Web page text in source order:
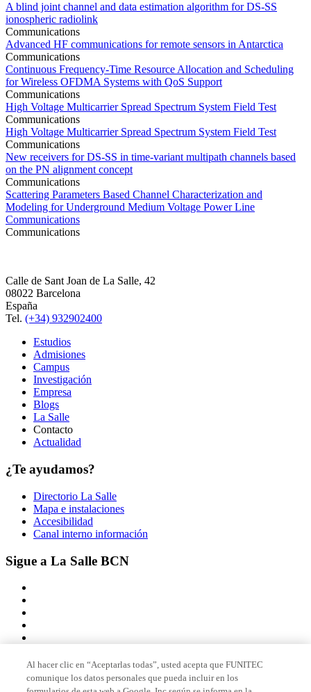
A blind joint channel and data estimation algorithm for DS-SS
ionospheric radiolink
Communications
Advanced HF communications for remote sensors in Antarctica
Communications
Continuous Frequency-Time Resource Allocation and Scheduling
for Wireless OFDMA Systems with QoS Support
Communications
High Voltage Multicarrier Spread Spectrum System Field Test
Communications
High Voltage Multicarrier Spread Spectrum System Field Test
Communications
New receivers for DS-SS in time-variant multipath channels based
on the PN alignment concept
Communications
Scattering Parameters Based Channel Characterization and
Modeling for Underground Medium Voltage Power Line
Communications
Communications
Calle de Sant Joan de La Salle, 42
08022 Barcelona
España
Tel. (+34) 932902400
Estudios
Admisiones
Campus
Investigación
Empresa
Blogs
La Salle
Contacto
Actualidad
¿Te ayudamos?
Directorio La Salle
Mapa e instalaciones
Accesibilidad
Canal interno información
Sigue a La Salle BCN
Miembro de
Al hacer clic en “Aceptarlas todas”, usted acepta que FUNITEC
comunique los datos personales que pueda incluir en los